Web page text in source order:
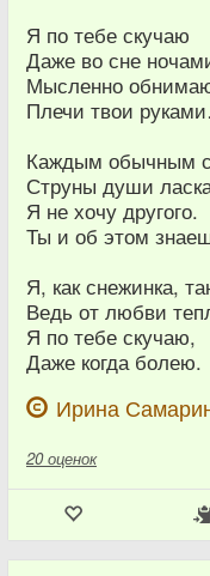
Я по тебе скучаю
Даже во сне
Мысленно
Плечи твои
Каждым обычным
Струны души
Я не хочу другого.
Ты и об этом
Я, как снежинка,
Ведь от любви
Я по тебе скучаю,
Даже когда болею.
Ирина
20 оценок